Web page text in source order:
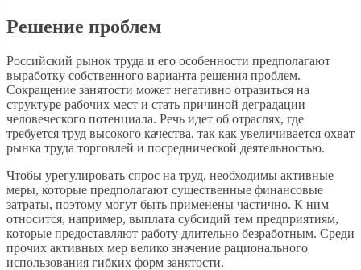
Решение проблем
Российский рынок труда и его особенности предполагают
выработку собственного варианта решения проблем.
Сокращение занятости может негативно отразиться на
структуре рабочих мест и стать причиной деградации
человеческого потенциала. Речь идет об отраслях, где
требуется труд высокого качества, так как увеличивается охват
рынка труда торговлей и посреднической деятельностью.
Чтобы урегулировать спрос на труд, необходимы активные
меры, которые предполагают существенные финансовые
затраты, поэтому могут быть применены частично. К ним
относится, например, выплата субсидий тем предприятиям,
которые предоставляют работу длительно безработным. Среди
прочих активных мер велико значение рационального
использования гибких форм занятости.